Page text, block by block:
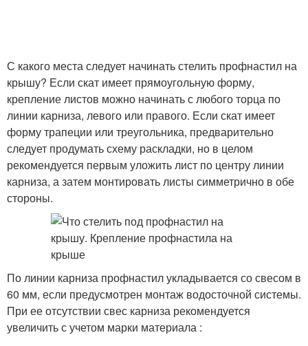
С какого места следует начинать стелить профнастил на
крышу? Если скат имеет прямоугольную форму,
крепление листов можно начинать с любого торца по
линии карниза, левого или правого. Если скат имеет
форму трапеции или треугольника, предварительно
следует продумать схему раскладки, но в целом
рекомендуется первым уложить лист по центру линии
карниза, а затем монтировать листы симметрично в обе
стороны.
По линии карниза профнастил укладывается со свесом в
60 мм, если предусмотрен монтаж водосточной системы.
При ее отсутствии свес карниза рекомендуется
увеличить с учетом марки материала :